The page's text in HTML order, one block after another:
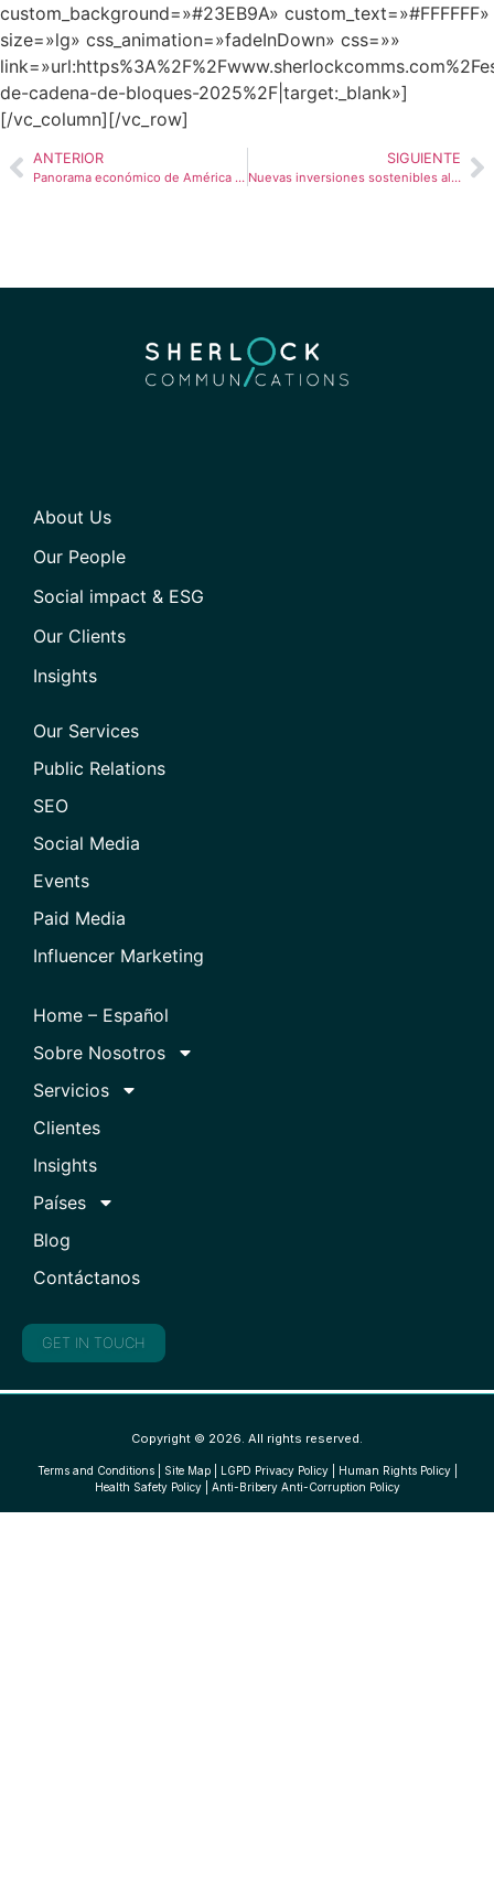
custom_background=»#23EB9A» custom_text=»#FFFFFF»
size=»lg» css_animation=»fadeInDown» css=»»
de-cadena-de-bloques-2025%2F|target:_blank»]
[/vc_column][/vc_row]
ANTERIOR
Panorama económico de América Latina en 2025: crecimiento desigual, inversiones y desafíos políticos
SIGUIENTE
Nuevas inversiones sostenibles alimentan la revolución verde en Chile
About Us
Our People
Social impact & ESG
Our Clients
Insights
Our Services
Public Relations
SEO
Social Media
Events
Paid Media
Influencer Marketing
Home – Español
Sobre Nosotros
Servicios
Clientes
Insights
Países
Blog
Contáctanos
GET IN TOUCH
Copyright © 2026. All rights reserved.
Terms and Conditions| Site Map| LGPD Privacy Policy| Human Rights Policy|
Health Safety Policy| Anti-Bribery Anti-Corruption Policy